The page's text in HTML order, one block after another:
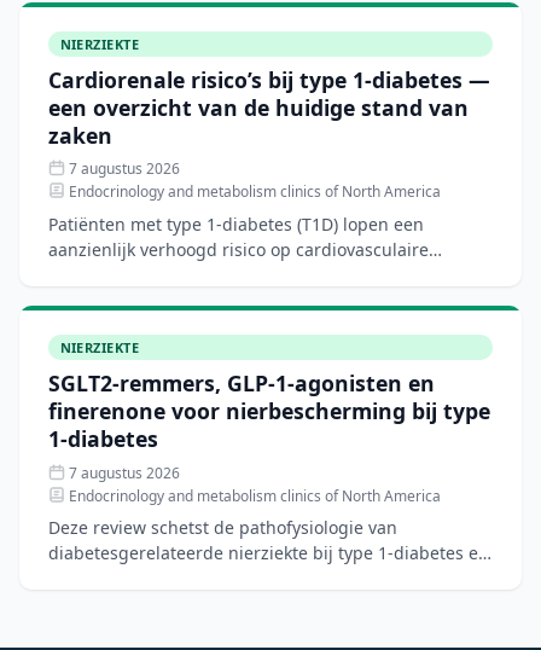
NIERZIEKTE
Cardiorenale risico’s bij type 1-diabetes —
een overzicht van de huidige stand van
zaken
7 augustus 2026
Endocrinology and metabolism clinics of North America
Patiënten met type 1-diabetes (T1D) lopen een
aanzienlijk verhoogd risico op cardiovasculaire
NIERZIEKTE
SGLT2-remmers, GLP-1-agonisten en
finerenone voor nierbescherming bij type
1-diabetes
7 augustus 2026
Endocrinology and metabolism clinics of North America
Deze review schetst de pathofysiologie van
diabetesgerelateerde nierziekte bij type 1-diabetes en